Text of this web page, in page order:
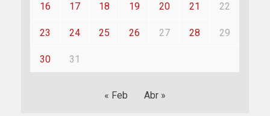
16 17 18 19 20 21 22
23 24 25 26 27 28 29
30 31
« Feb Abr »